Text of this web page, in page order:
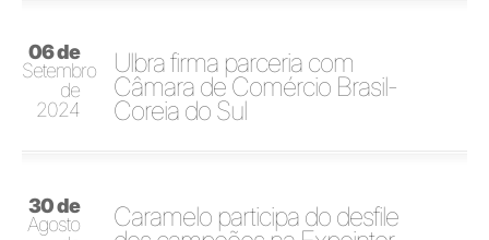
06 de
Setembro
de
2024
Ulbra firma parceria com
Câmara de Comércio Brasil-
Coreia do Sul
30 de
Agosto
Caramelo participa do desfile